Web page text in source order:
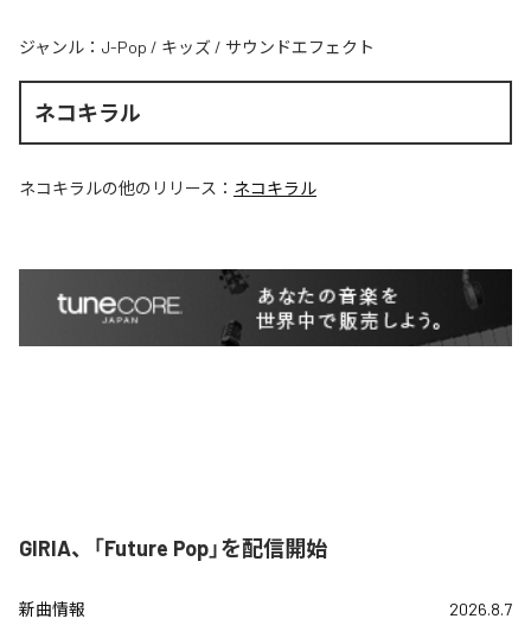
ジャンル： J-Pop / キッズ / サウンドエフェクト
ネコキラル
ネコキラルの他のリリース： ネコキラル
GIRIA、「Future Pop」を配信開始
新曲情報 2026.8.7